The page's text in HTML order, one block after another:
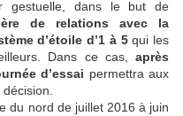
gestuelle, dans le but de
de relations avec la
d’étoile d’1 à 5qui les
Dans ce cas, après
d’essai permettra aux
du nord de juillet 2016 à juin